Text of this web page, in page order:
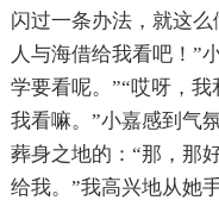
闪过一条办法，就这
人与海借给我看吧！”
学要看呢。”“哎呀，
我看嘛。”小嘉感到气
葬身之地的：“那，那
给我。”我高兴地从她